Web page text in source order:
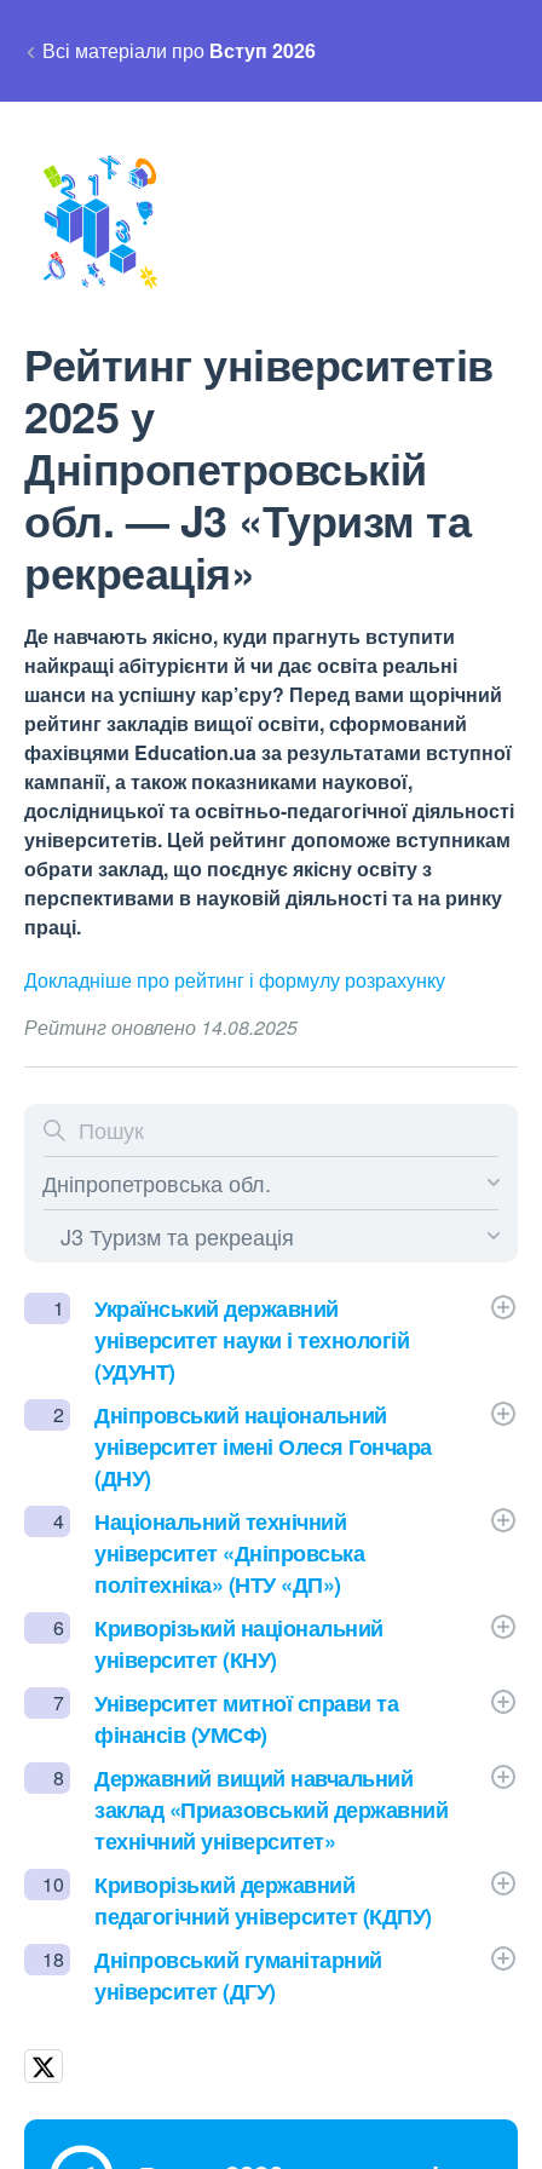
Всі матеріали про Вступ 2026
Рейтинг університетів
2025 у
Дніпропетровській
обл. — J3 «Туризм та
рекреація»
Де навчають якісно, куди прагнуть вступити
найкращі абітурієнти й чи дає освіта реальні
шанси на успішну кар’єру? Перед вами щорічний
рейтинг закладів вищої освіти, сформований
фахівцями Education.ua за результатами вступної
кампанії, а також показниками наукової,
дослідницької та освітньо-педагогічної діяльності
університетів. Цей рейтинг допоможе вступникам
обрати заклад, що поєднує якісну освіту з
перспективами в науковій діяльності та на ринку
праці.
Докладніше про рейтинг і формулу розрахунку
Рейтинг оновлено 14.08.2025
1
Український державний
університет науки і технологій
(УДУНТ)
2
Дніпровський національний
університет імені Олеся Гончара
(ДНУ)
4
Національний технічний
університет «Дніпровська
політехніка» (НТУ «ДП»)
6
Криворізький національний
університет (КНУ)
7
Університет митної справи та
фінансів (УМСФ)
8
Державний вищий навчальний
заклад «Приазовський державний
технічний університет»
10
Криворізький державний
педагогічний університет (КДПУ)
18
Дніпровський гуманітарний
університет (ДГУ)